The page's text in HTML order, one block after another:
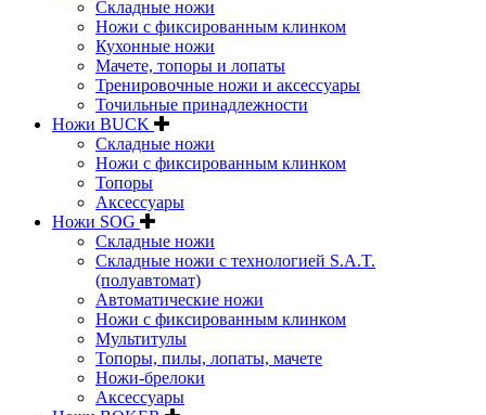
Складные ножи
Ножи с фиксированным клинком
Кухонные ножи
Мачете, топоры и лопаты
Тренировочные ножи и аксессуары
Точильные принадлежности
Ножи BUCK
Складные ножи
Ножи с фиксированным клинком
Топоры
Аксессуары
Ножи SOG
Складные ножи
Складные ножи с технологией S.A.T.
(полуавтомат)
Автоматические ножи
Ножи с фиксированным клинком
Мультитулы
Топоры, пилы, лопаты, мачете
Ножи-брелоки
Аксессуары